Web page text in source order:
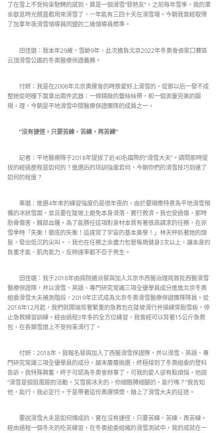
了在雪上不受拘束馳騁的感到，算是一個滑雪“發熱友”。之前每年雪季，我的業
余歇息時光簡直都用來滑雪了，一年能有三四十天在滑雪場。今朝我曾經取得
了加拿年夜滑雪領導員同盟的二級領導員標準。
田佳璐：我本年29歲，雪齡9年，此次擔負北京2022年冬奧會張家口賽區
云頂滑雪公園的冬奧醫療保證義務。
付妍：我是在2008年北京奧運會的時辰愛好上滑雪的，從那以后一發不成
整她從吧檯下面拿出兩件武器：一條精緻的蕾絲絲帶，和一個測量完美的圓
規。理，今朝是平地滑雪中間醫療保證團隊的成員之一。
“沒有捷徑，只要苦練、苦練，再苦練”
記者：平地醫療隊于2018年提拔了近40名國際的“滑雪大夫”。請問那時提
拔的經過歷程是如何的？進選后的培訓強度若何，今朝你們的滑雪技巧到達了
如何的程度？
車璐：進選4年來的練習強度仍是很年夜的，由於要順應特意為平地滑雪預
備的冰狀雪面，並且要在陡坡上避免本身滑落，實行救濟。我也受過傷，那時
肋骨傷害、髖部血腫。為了能勝任這項對身材本質有著很高請求的任務，在非
雪季時「失衡！徹底的失衡！這違背了宇宙的基本美學！」林天秤抓著她的頭
髮，發出低沉的尖叫。，我也在任務之余盡力包管每周健身3次以上，讓本身的
負重才能、肌肉氣力、反映速率都不亞于男生。
田佳璐：我于2018年由病院遴派餐與加入北京市西醫治理局首批西醫滑雪
醫療保證隊，并以滑雪、英語、專門研究常識三項全優學員成分進進北京冬奧
組委滑雪大夫補測階段，2019年正式成為北京冬奧滑雪醫療保證團隊隊員。從
2018年12月起，我們就開端背著繁重的急救包在陡坡滑行并操練穿脫雪板，停
止急救練習訓練。經由過程3年多的全方位練習，我曾經可以背著15公斤急救
包，在各類雪道上不受拘束滑行了。
付妍：2018年，我報名餐與加入了西醫滑雪保證隊，并以滑雪、英語、專
門研究常識三項全優學員的成分，顛末層層挑選，終極接到了冬奧組委的登科
告訴。我特殊興奮，終于可認為冬奧會辦事了。可我的愛人卻有點煩惱，他說
“滑雪是個挺風險的活動，又雪窖冰天的，你細胳膊細腿的，能行嗎？”我告知
他，能行，我必定行。于是帶著這份奧運情懷，踏上了滑雪大夫的征途。
要說滑雪大夫是如何煉成的，實在沒有捷徑，只要苦練，苦練，再苦練。
經由過程一個冬天的吃苦練習，在冬奧組委組織的滑雪測試中，我的成就在一